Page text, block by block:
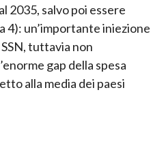
2035, salvo poi essere
4): un’importante iniezione
tuttavia non
gap della spesa
alla media dei paesi